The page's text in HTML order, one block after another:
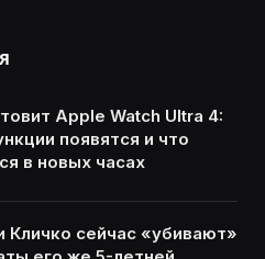
Apple Watch Ultra 4:
появятся и что
в новых часах
Кличко сейчас «убивают»